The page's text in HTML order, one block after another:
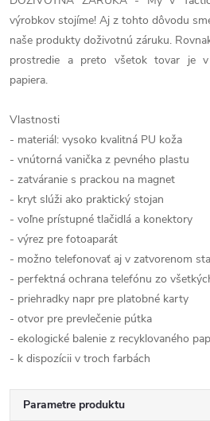
výrobkov stojíme! Aj z tohto dôvodu
naše produkty doživotnú záruku.
prostredie a preto všetok tovar je v
papiera.
Vlastnosti
- materiál: vysoko kvalitná PU koža
- vnútorná vanička z pevného plastu
- zatváranie s prackou na magnet
- kryt slúži ako praktický stojan
- voľne prístupné tlačidlá a konektory
- výrez pre fotoaparát
- možno telefonovať aj v zatvorenom
- perfektná ochrana telefónu zo
- priehradky napr pre platobné karty
- otvor pre prevlečenie pútka
- ekologické balenie z recyklovaného
- k dispozícii v troch farbách
Parametre produktu